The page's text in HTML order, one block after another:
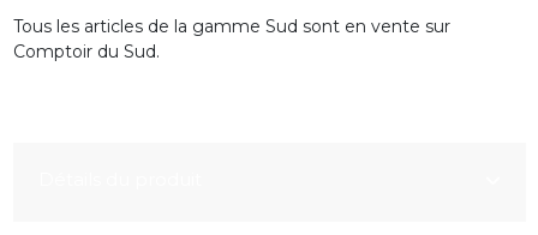
Tous les articles de la gamme Sud sont en vente sur
Comptoir du Sud.